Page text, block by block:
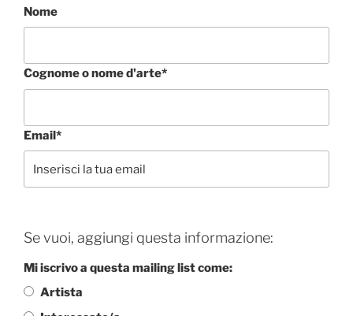
Nome
Cognome o nome d'arte*
Email*
Se vuoi, aggiungi questa informazione:
Mi iscrivo a questa mailing list come:
Artista